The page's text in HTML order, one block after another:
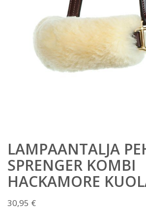
LAMPAANTALJA
SPRENGER KOMBI
HACKAMORE
30,95 €